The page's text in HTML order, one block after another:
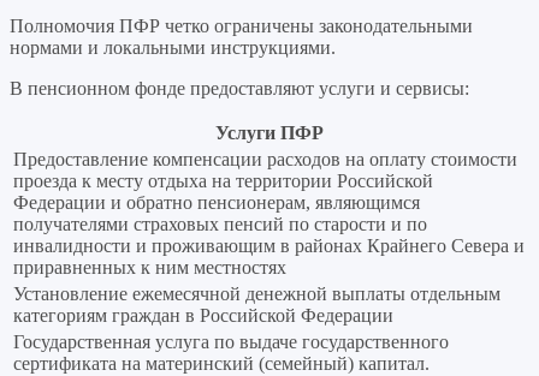
Полномочия ПФР четко ограничены законодательными
нормами и локальными инструкциями.
В пенсионном фонде предоставляют услуги и сервисы:
Услуги ПФР
Предоставление компенсации расходов на оплату стоимости
проезда к месту отдыха на территории Российской
Федерации и обратно пенсионерам, являющимся
получателями страховых пенсий по старости и по
инвалидности и проживающим в районах Крайнего Севера и
приравненных к ним местностях
Установление ежемесячной денежной выплаты отдельным
категориям граждан в Российской Федерации
Государственная услуга по выдаче государственного
сертификата на материнский (семейный) капитал.